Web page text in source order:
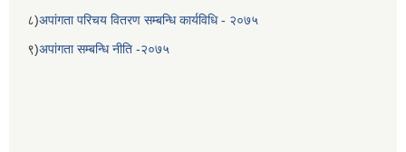
८)अपांगता परिचय वितरण सम्बन्धि कार्यविधि - २०७५
९)अपांगता सम्बन्धि नीति -२०७५